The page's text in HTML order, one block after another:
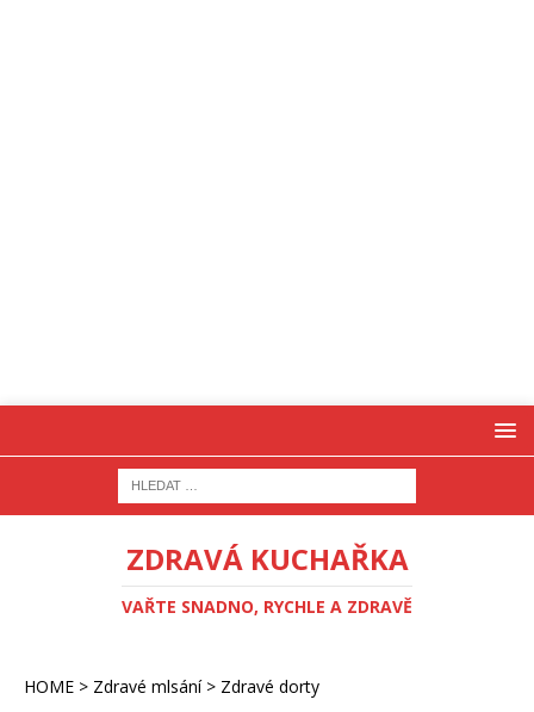
ZDRAVÁ KUCHAŘKA
VAŘTE SNADNO, RYCHLE A ZDRAVĚ
HOME > Zdravé mlsání> Zdravé dorty